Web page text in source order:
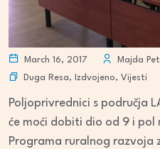
March 16, 2017
Majda
Duga Resa, Izdvojeno, Vijesti
Poljoprivrednici s područja
će moći dobiti dio od 9 i
Programa ruralnog razvoja